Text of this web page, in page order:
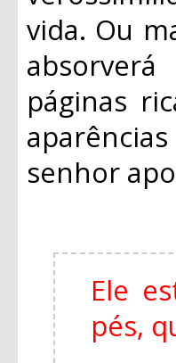
vida. Ou
páginas
senhor
Ele
pés,